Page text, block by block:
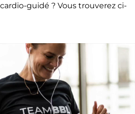
guidé ? Vous trouverez ci-